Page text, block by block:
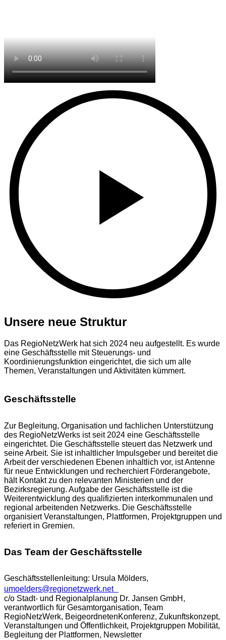
Unsere neue Struktur
Das RegioNetzWerk hat sich 2024 neu aufgestellt. Es wurde
eine Geschäftsstelle mit Steuerungs- und
Koordinierungsfunktion eingerichtet, die sich um alle
Themen, Veranstaltungen und Aktivitäten kümmert.
Geschäftsstelle
Zur Begleitung, Organisation und fachlichen Unterstützung
des RegioNetzWerks ist seit 2024 eine Geschäftsstelle
eingerichtet. Die Geschäftsstelle steuert das Netzwerk und
seine Arbeit. Sie ist inhaltlicher Impulsgeber und bereitet die
Arbeit der verschiedenen Ebenen inhaltlich vor, ist Antenne
für neue Entwicklungen und recherchiert Förderangebote,
hält Kontakt zu den relevanten Ministerien und der
Bezirksregierung. Aufgabe der Geschäftsstelle ist die
Weiterentwicklung des qualifizierten interkommunalen und
regional arbeitenden Netzwerks. Die Geschäftsstelle
organisiert Veranstaltungen, Plattformen, Projektgruppen und
referiert in Gremien.
Das Team der Geschäftsstelle
Geschäftsstellenleitung: Ursula Mölders,
umoelders@regionetzwerk.net
c/o Stadt- und Regionalplanung Dr. Jansen GmbH,
verantwortlich für Gesamtorganisation, Team
RegioNetzWerk, BeigeordnetenKonferenz, Zukunftskonzept,
Veranstaltungen und Öffentlichkeit, Projektgruppen Mobilität,
Begleitung der Plattformen, Newsletter